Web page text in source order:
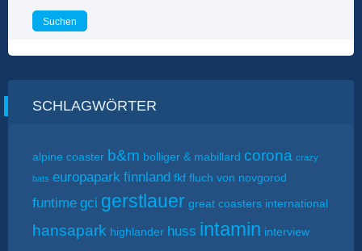
SCHLAGWÖRTER
alpine coaster b&m bolliger & mabillard corona crazy
bats europapark finnland fkf fluch von novgorod
funtime gci gerstlauer great coasters international
hansapark highlander huss intamin interview